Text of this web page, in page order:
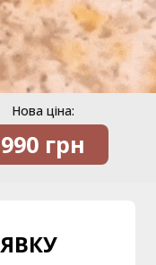
Нова ціна:
990 грн